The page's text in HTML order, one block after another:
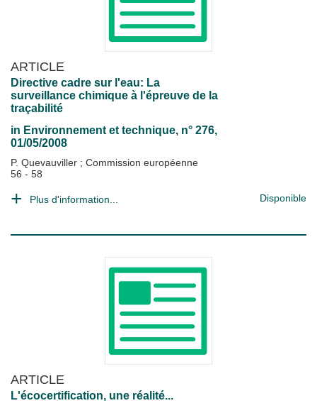
ARTICLE
Directive cadre sur l'eau: La
surveillance chimique à l'épreuve de la
traçabilité
in Environnement et technique, n° 276,
01/05/2008
P. Quevauviller ; Commission européenne
56 - 58
Plus d'information... Disponible
ARTICLE
L'écocertification, une réalité...